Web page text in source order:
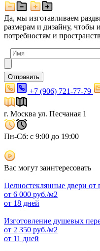
Да, мы изготавливаем
размерам и дизайну, чтобы
потребностям и
Отправить
+7 (906) 721-77-79
г. Москва ул. Песчаная 1
Пн-Сб: с 9:00 до 19:00
Вас могут заинтересовать
Целностеклянные двери от
от 6 000 руб./м2
от 18 дней
Изготовление душевых
от 2 350 руб./м2
от 11 дней